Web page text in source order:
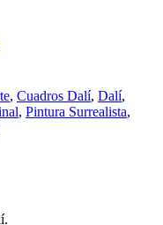
, Cuadros Dalí, Dalí,
, Pintura Surrealista,